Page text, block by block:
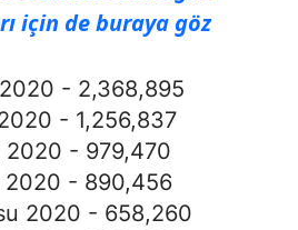
için de buraya göz
- 2,368,895
- 1,256,837
2020 - 979,470
2020 - 890,456
2020 - 658,260